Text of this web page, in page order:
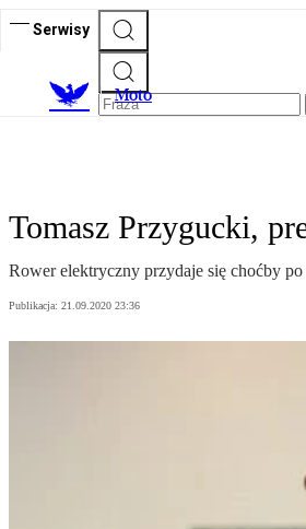
Serwisy
Moto
Tomasz Przygucki,
Rower elektryczny przydaje się choćby
Publikacja: 21.09.2020 23:36